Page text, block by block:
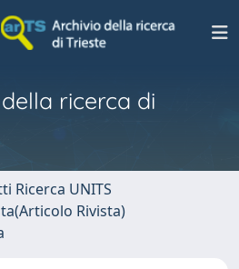
ricerca di
Ricerca UNITS
Rivista)